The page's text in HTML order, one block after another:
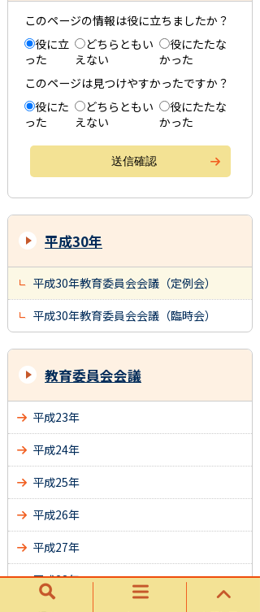
このページの情報は役に立ちましたか？
役に立
った
どちらともい
えない
役にたたな
かった
このページは見つけやすかったですか？
役にた
った
どちらともい
えない
役にたたな
かった
平成30年
平成30年教育委員会会議（定例会）
平成30年教育委員会会議（臨時会）
教育委員会会議
平成23年
平成24年
平成25年
平成26年
平成27年
平成28年